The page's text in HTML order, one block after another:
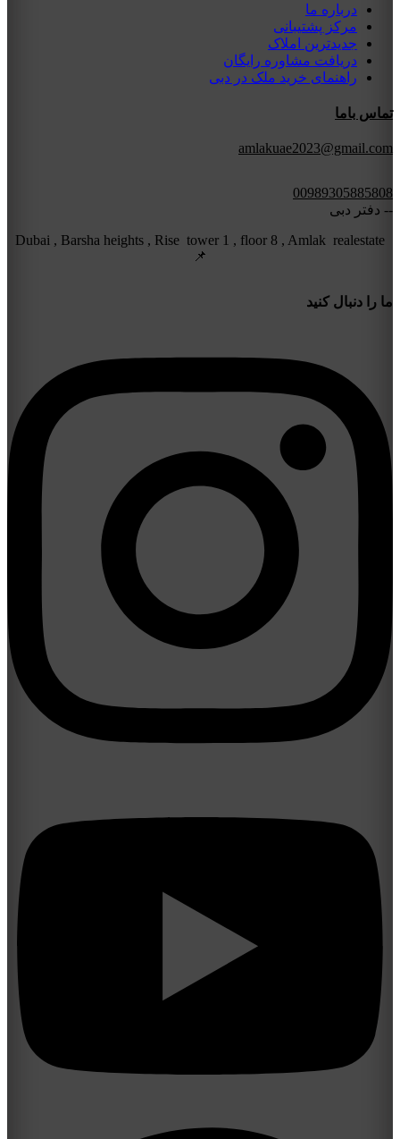
درباره ما
مرکز پشتیبانی
جدیدترین املاک
دریافت مشاوره رایگان
راهنمای خرید ملک در دبی
تماس باما
amlakuae2023@gmail.com
00989305885808
-- دفتر دبی
Dubai , Barsha heights , Rise tower 1 , floor 8 , Amlak realestate
📌
ما را دنبال کنید